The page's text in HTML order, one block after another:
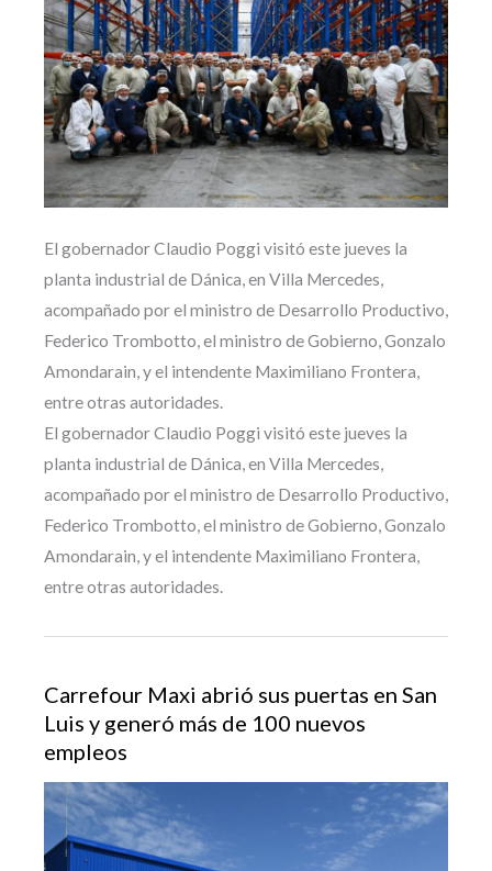
El gobernador Claudio Poggi visitó este jueves la
planta industrial de Dánica, en Villa Mercedes,
acompañado por el ministro de Desarrollo Productivo,
Federico Trombotto, el ministro de Gobierno, Gonzalo
Amondarain, y el intendente Maximiliano Frontera,
entre otras autoridades.
El gobernador Claudio Poggi visitó este jueves la
planta industrial de Dánica, en Villa Mercedes,
acompañado por el ministro de Desarrollo Productivo,
Federico Trombotto, el ministro de Gobierno, Gonzalo
Amondarain, y el intendente Maximiliano Frontera,
entre otras autoridades.
Carrefour Maxi abrió sus puertas en San
Luis y generó más de 100 nuevos
empleos